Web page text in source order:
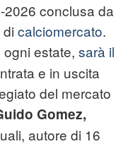
conclusa da
calciomercato.
ogni estate, sarà il
e in uscita
del mercato
Gomez,
autore di 16